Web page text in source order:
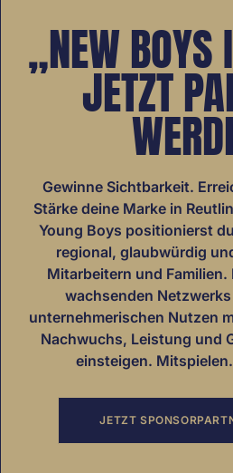
„NEW BOYS
JETZT
Gewinne Sichtbarkeit.
Stärke deine Marke in
Young Boys positionierst
regional, glaubwürdig
Mitarbeitern und Familien.
wachsenden
unternehmerischen Nutzen
Nachwuchs, Leistung und
einsteigen.
JETZT